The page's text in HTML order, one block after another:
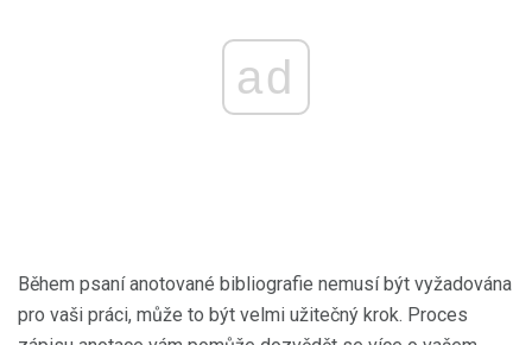
ad
Během psaní anotované bibliografie nemusí být vyžadována
pro vaši práci, může to být velmi užitečný krok. Proces